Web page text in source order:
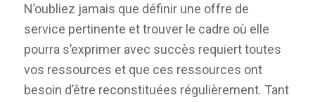
N’oubliez jamais que définir une offre de
service pertinente et trouver le cadre où elle
pourra s’exprimer avec succès requiert toutes
vos ressources et que ces ressources ont
besoin d’être reconstituées régulièrement. Tant